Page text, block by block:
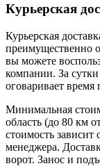
Курьерская
Курьерская
преимущественно
вы можете
компании. За сутки
оговаривает время
Минимальная
область (до 80 км
стоимость зависит
менеджера.
ворот. Занос и